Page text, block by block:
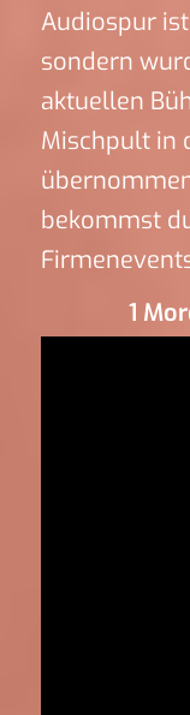
Audiospur
sondern
aktuellen
Mischpult in
bekommst
1